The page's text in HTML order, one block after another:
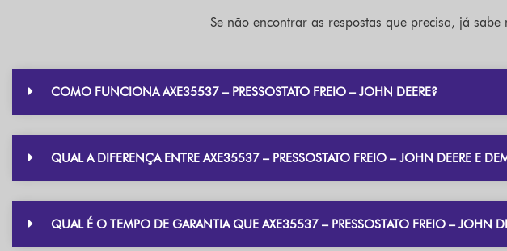
Se não encontrar as respostas que precisa, já
COMO FUNCIONA AXE35537 – PRESSOSTATO FREIO – JOHN DEERE?
QUAL A DIFERENÇA ENTRE AXE35537 – PRESSOSTATO FREIO – JOHN DEERE E
QUAL É O TEMPO DE GARANTIA QUE AXE35537 – PRESSOSTATO FREIO – JOHN